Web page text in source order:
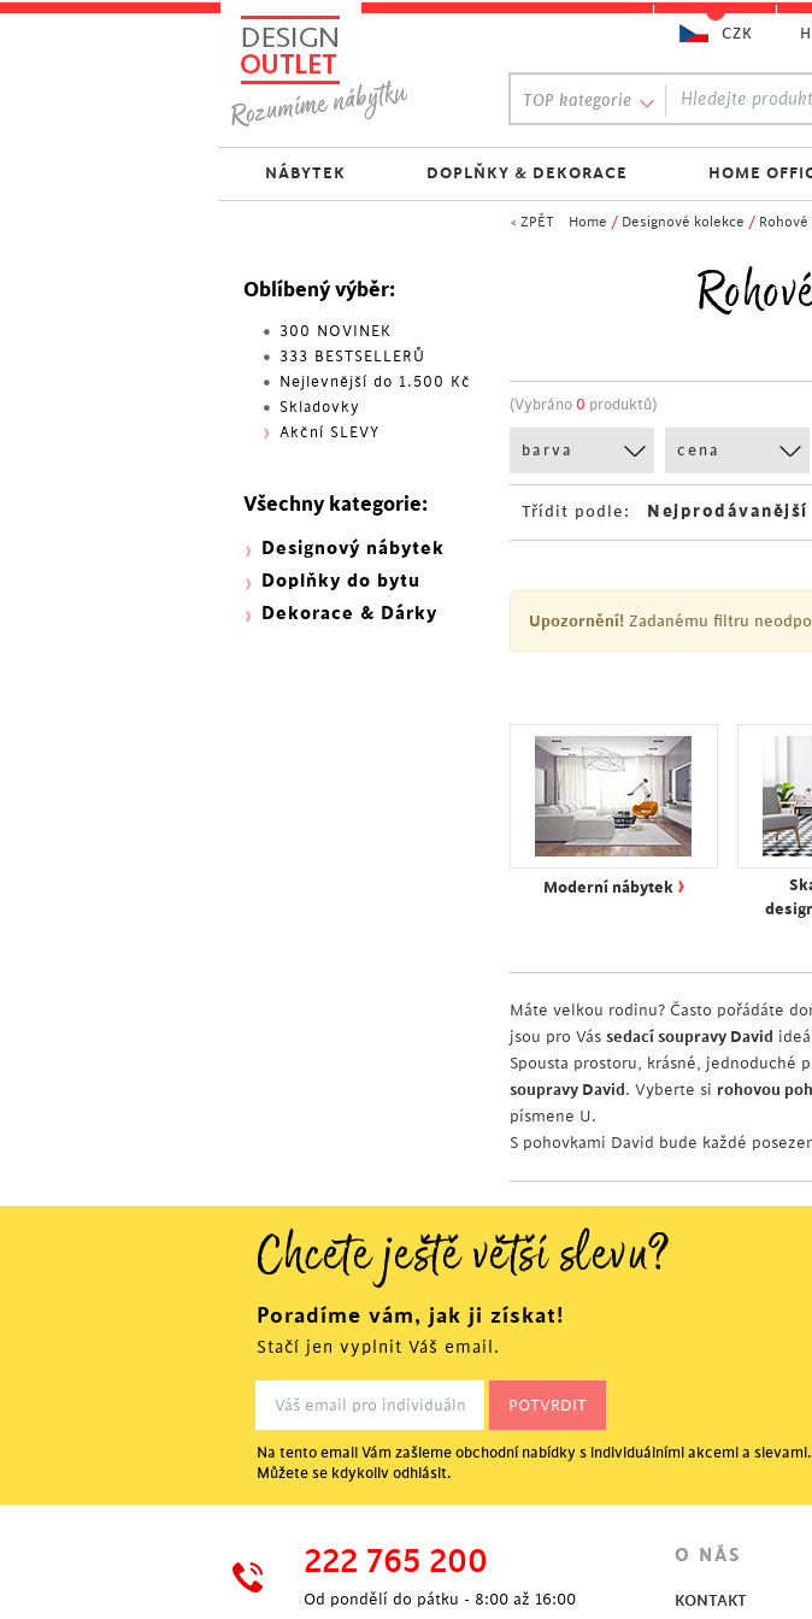
< ZPĚT Home / Designové kolekce /
(Vybráno 0 produktů)
barva cena
Třídit podle:
Upozornění! Zadanému filtru
Moderní nábytek ›
Máte velkou rodinu? Často pořádáte
jsou pro Vás sedací soupravy David
Spousta prostoru, krásné, jednoduché
soupravy David . Vyberte si rohovou
písmene U.
S pohovkami David bude každé
Oblíbený výběr:
300 NOVINEK
333 BESTSELLERŮ
Nejlevnější do 1.500 Kč
Skladovky
Akční SLEVY
Všechny kategorie:
Designový nábytek
Doplňky do bytu
Dekorace & Dárky
TOP kategorie
NÁBYTEK DOPLŇKY & DEKORACE HOME
CZK
Chcete ještě větší slevu?
Poradíme vám, jak ji získat!
Stačí jen vyplnit Váš email.
Na tento email Vám zašleme obchodní nabídky s individuálními akcemi a slevami.
Můžete se kdykoliv odhlásit.
222 765 200
Od pondělí do pátku - 8:00 až 16:00
O NÁS
KONTAKT